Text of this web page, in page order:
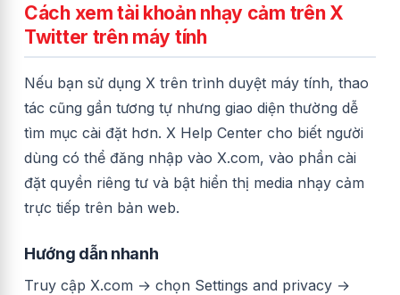
Cách xem tài khoản nhạy cảm trên X
Twitter trên máy tính
Nếu bạn sử dụng X trên trình duyệt máy tính, thao
tác cũng gần tương tự nhưng giao diện thường dễ
tìm mục cài đặt hơn. X Help Center cho biết người
dùng có thể đăng nhập vào X.com, vào phần cài
đặt quyền riêng tư và bật hiển thị media nhạy cảm
trực tiếp trên bản web.
Hướng dẫn nhanh
Truy cập X.com → chọn Settings and privacy →